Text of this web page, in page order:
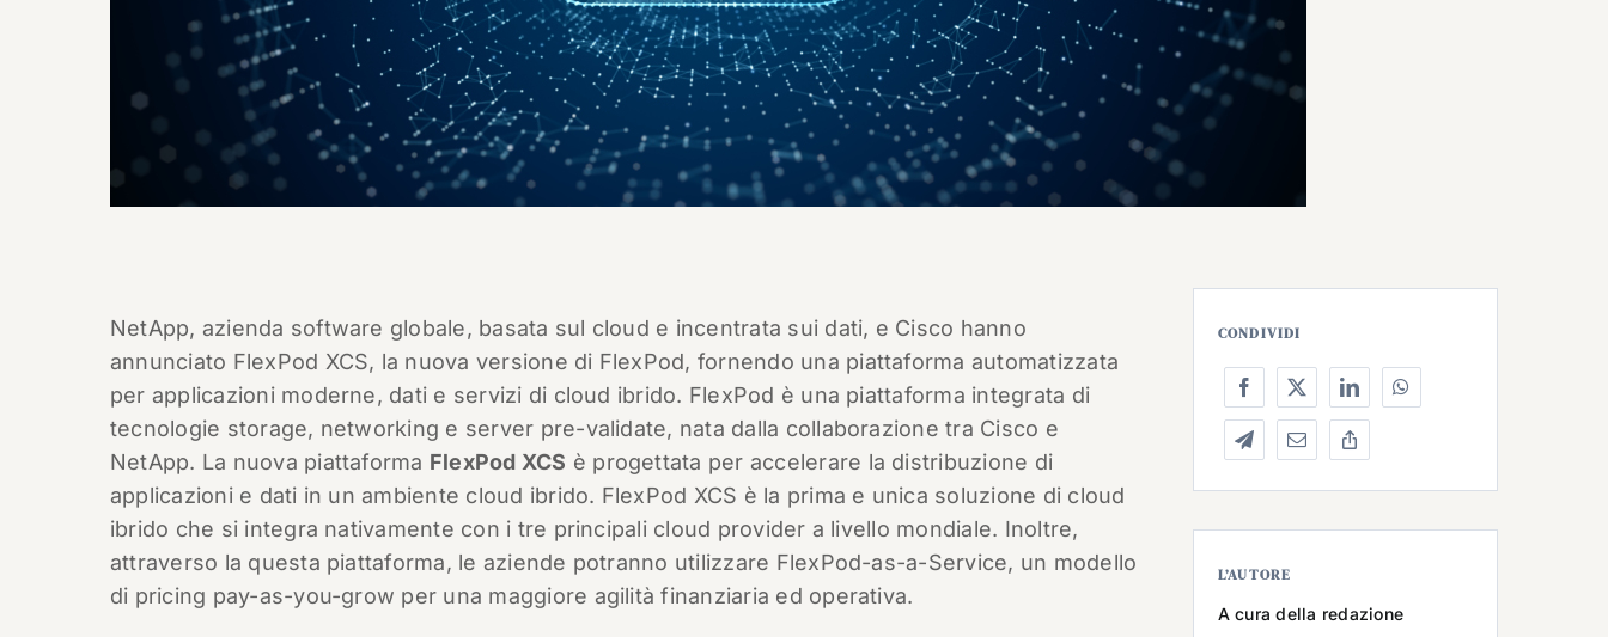
NetApp, azienda software globale, basata sul cloud e incentrata sui dati, e Cisco hanno
annunciato FlexPod XCS, la nuova versione di FlexPod, fornendo una piattaforma automatizzata
per applicazioni moderne, dati e servizi di cloud ibrido. FlexPod è una piattaforma integrata di
tecnologie storage, networking e server pre-validate, nata dalla collaborazione tra Cisco e
NetApp. La nuova piattaforma FlexPod XCS è progettata per accelerare la distribuzione di
applicazioni e dati in un ambiente cloud ibrido. FlexPod XCS è la prima e unica soluzione di cloud
ibrido che si integra nativamente con i tre principali cloud provider a livello mondiale. Inoltre,
attraverso la questa piattaforma, le aziende potranno utilizzare FlexPod-as-a-Service, un modello
di pricing pay-as-you-grow per una maggiore agilità finanziaria ed operativa.
CONDIVIDI
L’AUTORE
A cura della redazione